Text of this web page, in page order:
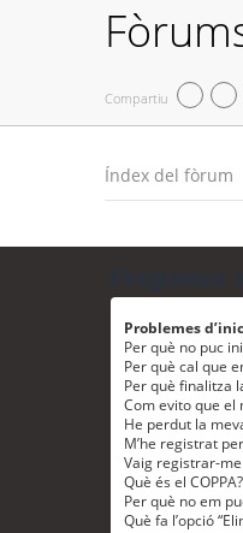
Compartiu
Índex del fòrum
Problemes
Per què no puc
Per què cal que
Per què finalitza
Com evito que el
He perdut la
M’he registrat
Vaig registrar-
Què és el COPPA?
Per què no em
Què fa l’opció